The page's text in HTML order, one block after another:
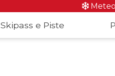
Meteo
Skipass e Piste